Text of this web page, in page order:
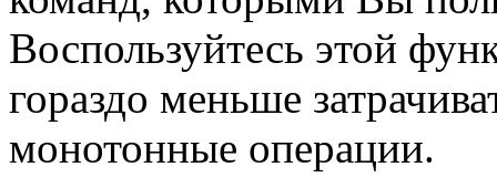
Воспользуйтесь этой
гораздо меньше
монотонные операции.